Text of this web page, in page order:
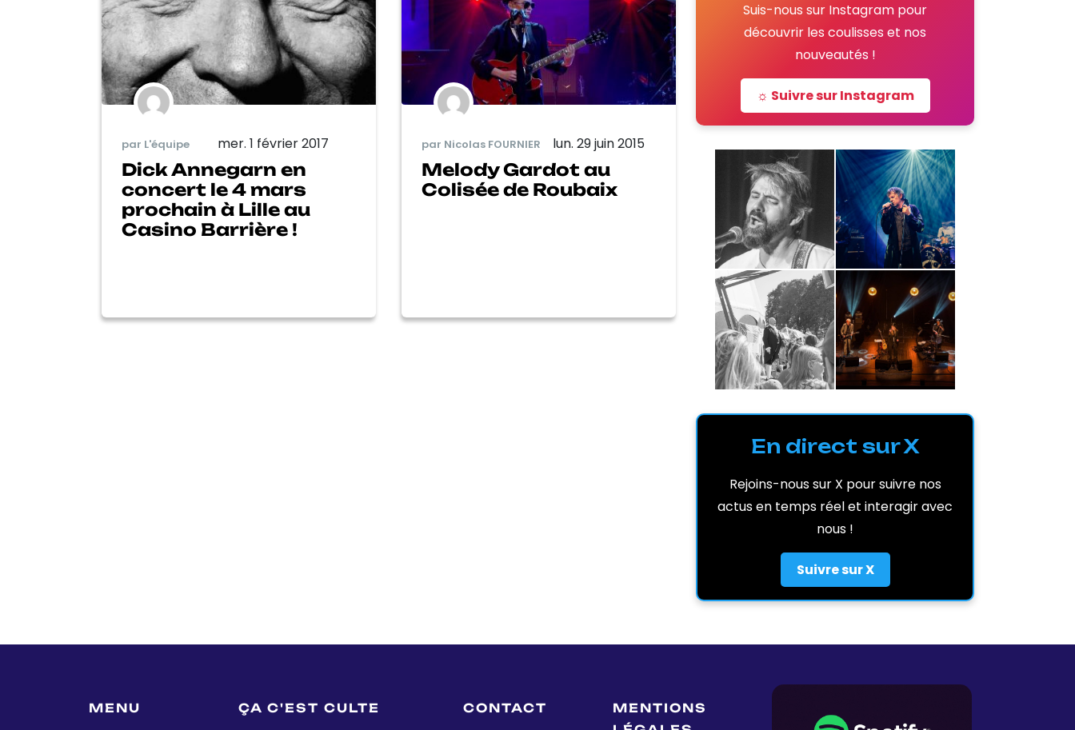
par L'équipe mer. 1 février 2017
Dick Annegarn en
concert le 4 mars
prochain à Lille au
Casino Barrière !
par Nicolas FOURNIER lun. 29 juin 2015
Melody Gardot au
Colisée de Roubaix
Suis-nous sur Instagram pour
découvrir les coulisses et nos
nouveautés !
☼ Suivre sur Instagram
En direct sur X
Rejoins-nous sur X pour suivre nos
actus en temps réel et interagir avec
nous !
Suivre sur X
MENU ÇA C'EST CULTE CONTACT
MENTIONS